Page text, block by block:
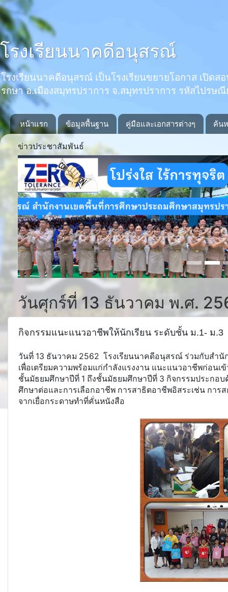
โรงเรียนนาคดีอนุสรณ์
โรงเรียนนาคดีอนุสรณ์ เป็นโรงเรียนขยายโอกาส เปิ
รกษา อ.เมืองสมุทรปราการ จ.สมุทรปราการ รหัสไปรษ
หน้าแรก ข้อมูลพื้นฐาน คู่มือและเอกสารต่างๆ ค้น
ข่าวประชาสัมพันธ์
Previous
วันศุกร์ที่ 13 ธันวาคม พ.ศ.
กิจกรรมแนะแนวอาชีพให้นักเรียน ระดับชั้น ม.1- ม.3
วันที่ 13 ธันวาคม 2562 โรงเรียนนาคดีอนุสรณ์ ร่วมกับสำนั
เพื่อเตรียมความพร้อมแก่กำลังแรงงาน แนะแนวอาชีพก่อน
ชั้นมัธยมศึกษาปีที่ 1 ถึงชั้นมัธยมศึกษาปีที่ 3 กิจกรรมประกอ
ศึกษาต่อและการเลือกอาชีพ การสาธิตอาชีพอิสระเช่น กา
จากเยื่อกระดาษทำที่คั่นหนังสือ